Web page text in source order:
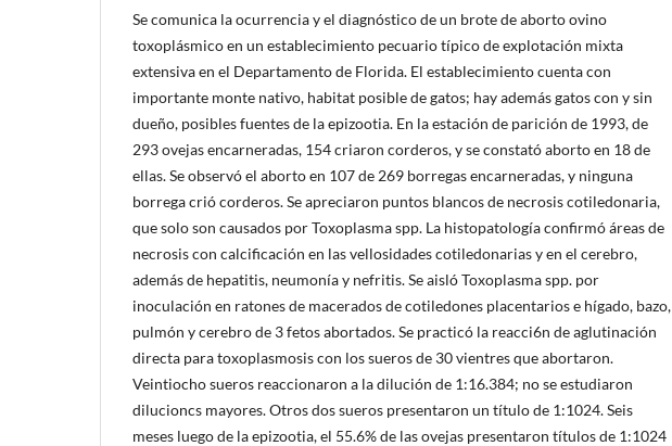
Se comunica la ocurrencia y el diagnóstico de un brote de aborto ovino
toxoplásmico en un establecimiento pecuario típico de explotación mixta
extensiva en el Departamento de Florida. El establecimiento cuenta con
importante monte nativo, habitat posible de gatos; hay además gatos con y sin
dueño, posibles fuentes de la epizootia. En la estación de parición de 1993, de
293 ovejas encarneradas, 154 criaron corderos, y se constató aborto en 18 de
ellas. Se observó el aborto en 107 de 269 borregas encarneradas, y ninguna
borrega crió corderos. Se apreciaron puntos blancos de necrosis cotiledonaria,
que solo son causados por Toxoplasma spp. La histopatología confirmó áreas de
necrosis con calcificación en las vellosidades cotiledonarias y en el cerebro,
además de hepatitis, neumonía y nefritis. Se aisló Toxoplasma spp. por
inoculación en ratones de macerados de cotiledones placentarios e hígado, bazo,
pulmón y cerebro de 3 fetos abortados. Se practicó la reacci6n de aglutinación
directa para toxoplasmosis con los sueros de 30 vientres que abortaron.
Veintiocho sueros reaccionaron a la dilución de 1:16.384; no se estudiaron
dilucioncs mayores. Otros dos sueros presentaron un título de 1:1024. Seis
meses luego de la epizootia, el 55.6% de las ovejas presentaron títulos de 1:1024